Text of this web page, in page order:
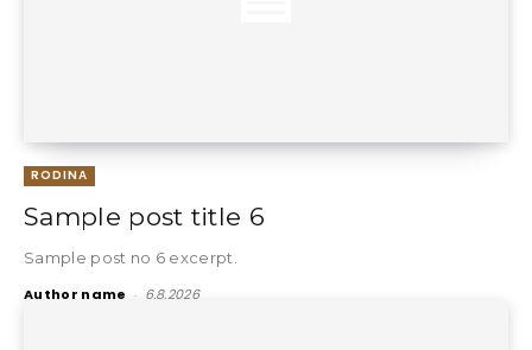
RODINA
Sample post title 6
Sample post no 6 excerpt.
Author name - 6.8.2026